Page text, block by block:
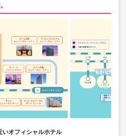
いオフィシャルホテル